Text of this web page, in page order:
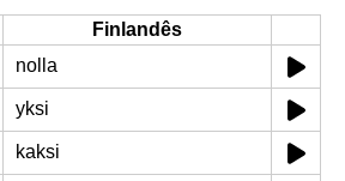
Finlandês
nolla
yksi
kaksi